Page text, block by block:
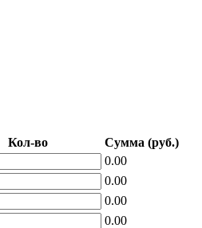
Кол-во
Сумма (руб.)
0.00
0.00
0.00
0.00